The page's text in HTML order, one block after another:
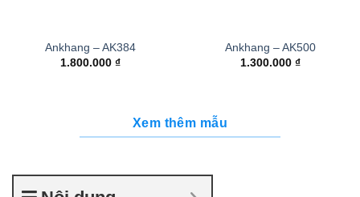
Ankhang – AK384
1.800.000 ₫
Ankhang – AK500
1.300.000 ₫
Xem thêm mẫu